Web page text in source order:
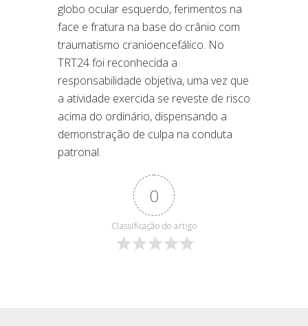
globo ocular esquerdo, ferimentos na
face e fratura na base do crânio com
traumatismo cranioencefálico. No
TRT24 foi reconhecida a
responsabilidade objetiva, uma vez que
a atividade exercida se reveste de risco
acima do ordinário, dispensando a
demonstração de culpa na conduta
patronal.
0
Classificação do artigo